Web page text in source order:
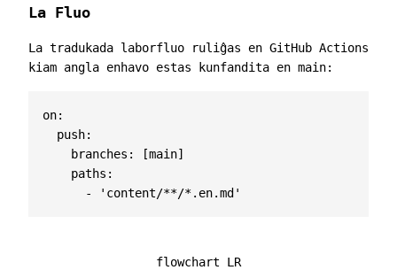
La Fluo
La tradukada laborfluo ruliĝas en GitHub Actions
kiam angla enhavo estas kunfandita en main:
on:
push:
branches : [main]
paths :
-
'content/**/*.en.md'
flowchart LR